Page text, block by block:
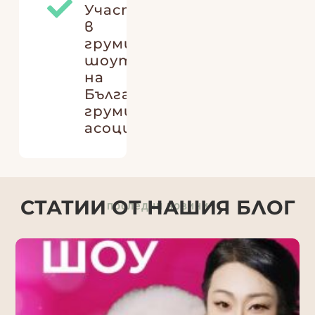
Участие
в
груминг
шоуто
на
Българска
груминг
асоциация
последни новини
СТАТИИ ОТ НАШИЯ БЛОГ